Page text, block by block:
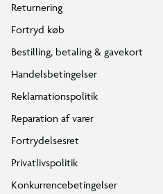
Interaktiv og realistisk leg
Indhold - 6 dele i sættet:
1x Kranbil m. krog
1x Grab
1x Nedrivningskugle
3x Byggeklodser
Returnering
Fortryd køb
Bestilling, betaling & gavekort
Handelsbetingelser
Reklamationspolitik
Reparation af varer
Fortrydelsesret
Privatlivspolitik
Konkurrencebetingelser